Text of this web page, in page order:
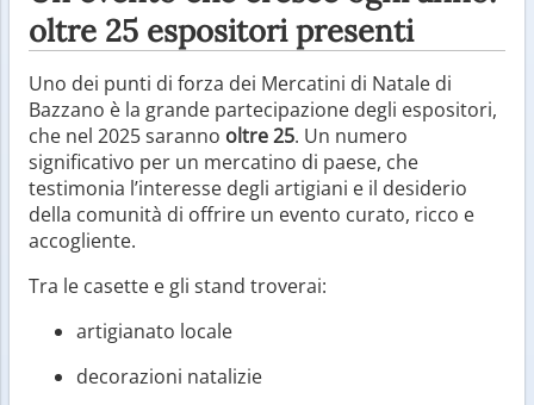
oltre 25 espositori presenti
Uno dei punti di forza dei Mercatini di Natale di
Bazzano è la grande partecipazione degli espositori,
che nel 2025 saranno oltre 25. Un numero
significativo per un mercatino di paese, che
testimonia l’interesse degli artigiani e il desiderio
della comunità di offrire un evento curato, ricco e
accogliente.
Tra le casette e gli stand troverai:
artigianato locale
decorazioni natalizie